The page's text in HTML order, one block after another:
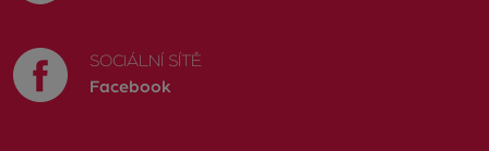
SOCIÁLNÍ SÍTĚ
Facebook